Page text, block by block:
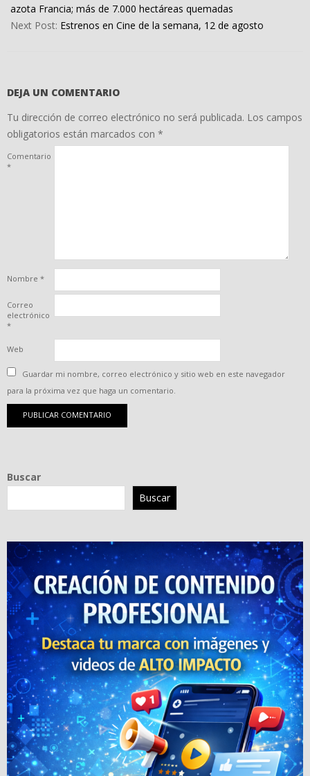
11
azota Francia; más de 7.000 hectáreas quemadas
Next Post: Estrenos en Cine de la semana, 12 de agosto
DEJA UN COMENTARIO
Tu dirección de correo electrónico no será publicada. Los campos
obligatorios están marcados con *
Comentario
*
Nombre *
Correo
electrónico
*
Web
Guardar mi nombre, correo electrónico y sitio web en este navegador
para la próxima vez que haga un comentario.
Buscar
Buscar